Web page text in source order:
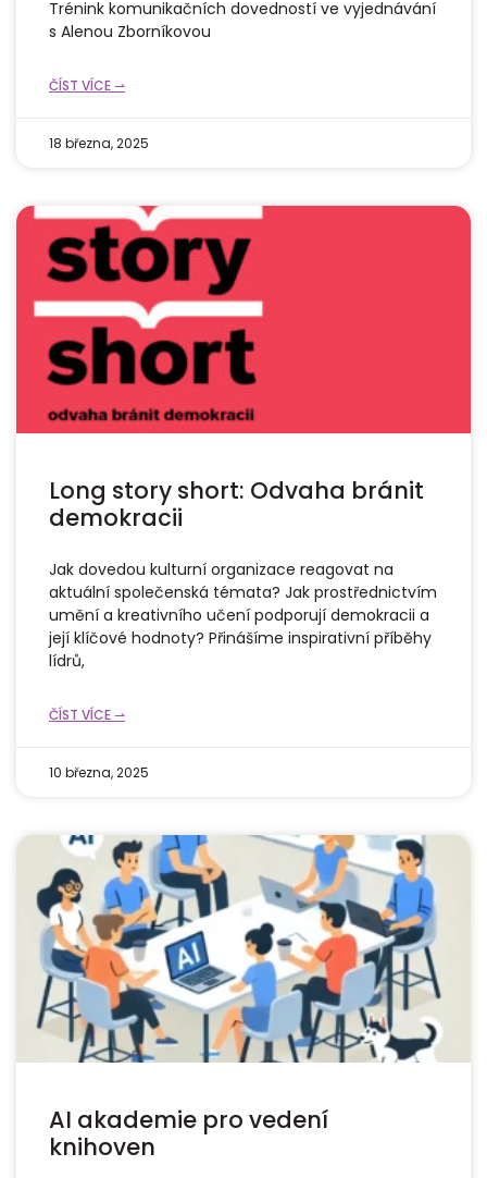
Trénink komunikačních dovedností ve vyjednávání
s Alenou Zborníkovou
ČÍST VÍCE ⇀
18 března, 2025
Long story short: Odvaha bránit
demokracii
Jak dovedou kulturní organizace reagovat na
aktuální společenská témata? Jak prostřednictvím
umění a kreativního učení podporují demokracii a
její klíčové hodnoty? Přinášíme inspirativní příběhy
lídrů,
ČÍST VÍCE ⇀
10 března, 2025
AI akademie pro vedení
knihoven